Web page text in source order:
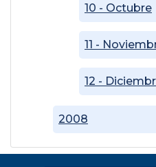
2008
10 - Octubre
11 -
12 -